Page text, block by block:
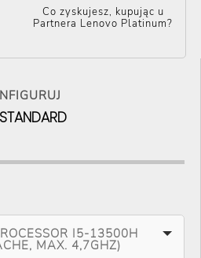
Co zyskujesz, kupując u
Partnera Lenovo Platinum?
STANDARD
I5-13500H
MAX. 4,7GHZ)